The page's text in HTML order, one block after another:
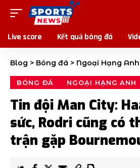
Live score Kết quả bóng đá
Blog > Bóng đá > Ngoại Hạng Anh
BÓNG ĐÁ NGOẠI HẠNG ANH
Tin đội Man City:
sức, Rodri cũng có
trận gặp